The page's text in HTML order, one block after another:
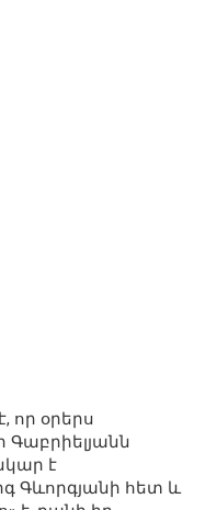
որ օրերս
Գաբրիելյանն
է
Գևորգյանի հետ և